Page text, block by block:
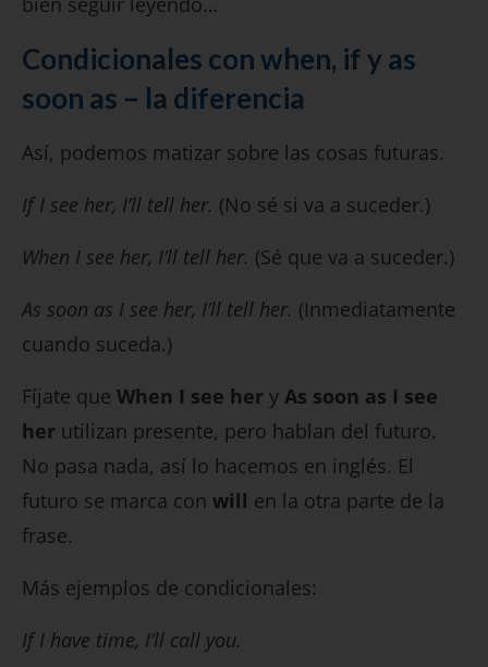
Condicionales con when, if y as
soon as – la diferencia
Así, podemos matizar sobre las cosas futuras.
If I see her, I’ll tell her. (No sé si va a suceder.)
When I see her, I’ll tell her. (Sé que va a suceder.)
As soon as I see her, I’ll tell her. (Inmediatamente
cuando suceda.)
Fíjate que When I see her y As soon as I see
her utilizan presente, pero hablan del futuro.
No pasa nada, así lo hacemos en inglés. El
futuro se marca con will en la otra parte de la
frase.
Más ejemplos de condicionales:
If I have time, I’ll call you.